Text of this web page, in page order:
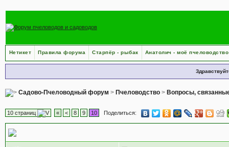
Нетикет Правила форума Старпёр - рыбак Анатолич - моё пчеловодство
Садово-Пчеловодный форум > Пчеловодство> Вопросы,
10 страниц « < 8 9 10 Поделиться: